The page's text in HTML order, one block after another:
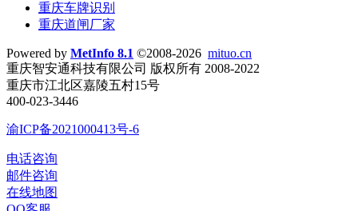
重庆车牌识别
重庆道闸厂家
Powered by MetInfo 8.1 ©2008-2026 mituo.cn
重庆智安通科技有限公司 版权所有 2008-2022
重庆市江北区嘉陵五村15号
400-023-3446
渝ICP备2021000413号-6
电话咨询
邮件咨询
在线地图